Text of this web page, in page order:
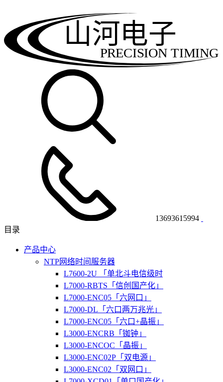
PRECISION TIMING
山河电子
13693615994
目录
产品中心
NTP网络时间服务器
L7600-2U 「单北斗电信级时
L7000-RBTS「信创国产化」
L7000-ENC05「六网口」
L7000-DL「六口两万兆光」
L7000-ENC05「六口+晶振」
L3000-ENCRB「铷钟」
L3000-ENCOC「晶振」
L3000-ENC02P「双电源」
L3000-ENC02「双网口」